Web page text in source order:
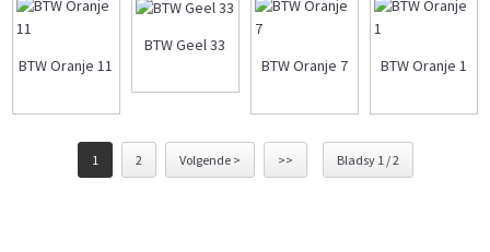
BTW Oranje 11
BTW Geel 33
BTW Oranje 7
BTW Oranje 1
1 2 Volgende > >> Bladsy 1 / 2